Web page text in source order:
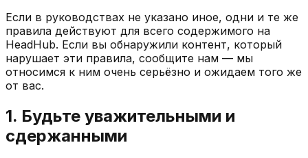
Если в руководствах не указано иное, одни и те же
правила действуют для всего содержимого на
HeadHub. Если вы обнаружили контент, который
нарушает эти правила, сообщите нам — мы
относимся к ним очень серьёзно и ожидаем того же
от вас.
1. Будьте уважительными и
сдержанными